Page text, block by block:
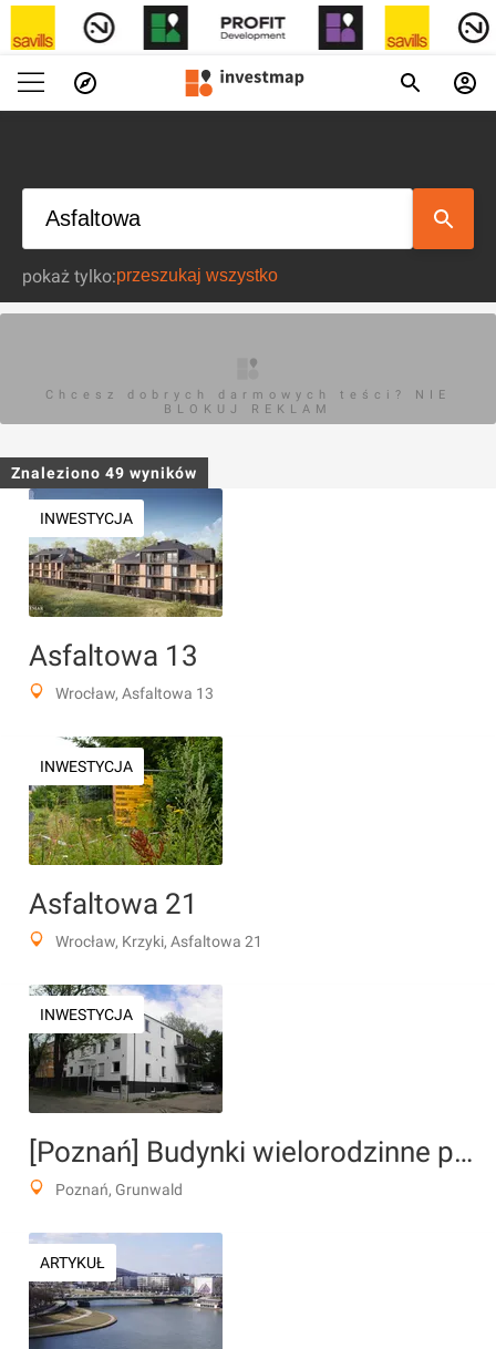
pokaż tylko:
Chcesz dobrych darmowych teści? NIE
BLOKUJ REKLAM
Znaleziono 49 wyników
INWESTYCJA
Asfaltowa 13
Wrocław, Asfaltowa 13
INWESTYCJA
Asfaltowa 21
Wrocław, Krzyki, Asfaltowa 21
INWESTYCJA
[Poznań] Budynki wielorodzinne przy ul. Heweliusza
Poznań, Grunwald
ARTYKUŁ